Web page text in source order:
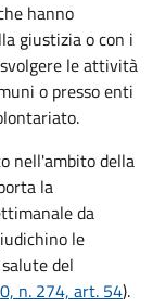
hanno
giustizia o con i
le attività
o presso enti
nell'ambito della
la
da
le
del
n. 274, art. 54).